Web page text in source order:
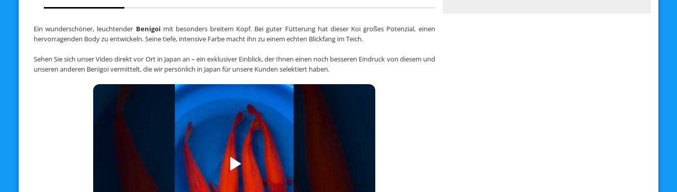
Ein wunderschöner, leuchtender Benigoi mit besonders breitem Kopf. Bei guter Fütterung hat dieser Koi großes Potenzial, einen
hervorragenden Body zu entwickeln. Seine tiefe, intensive Farbe macht ihn zu einem echten Blickfang im Teich.
Sehen Sie sich unser Video direkt vor Ort in Japan an – ein exklusiver Einblick, der Ihnen einen noch besseren Eindruck von diesem und
unseren anderen Benigoi vermittelt, die wir persönlich in Japan für unsere Kunden selektiert haben.